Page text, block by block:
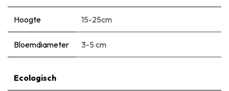
Hoogte 15-25cm
Bloemdiameter 3-5 cm
Ecologisch